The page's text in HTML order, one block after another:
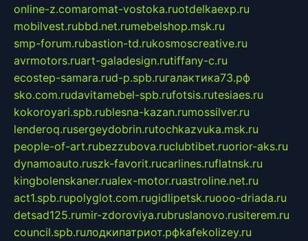
online-z.comaromat-vostoka.ruotdelkaexp.ru
mobilvest.rubbd.net.rumebelshop.msk.ru
smp-forum.rubastion-td.rukosmoscreative.ru
avrmotors.ruart-galadesign.rutiffany-c.ru
ecostep-samara.rud-p.spb.ruгалактика73.рф
sko.com.rudavitamebel-spb.rufotsis.rutesiaes.ru
kokoroyari.spb.rublesna-kazan.rumossilver.ru
lenderoq.rusergeydobrin.rutochkazvuka.msk.ru
people-of-art.rubezzubova.ruclubtibet.ruorior-aks.ru
dynamoauto.ruszk-favorit.rucarlines.ruflatnsk.ru
kingbolenskaner.rualex-motor.ruastroline.net.ru
act1.spb.rupolyglot.com.rugidlipetsk.ruooo-driada.ru
detsad125.rumir-zdoroviya.rubruslanovo.rusiterem.ru
council.spb.ruлодкипатриот.рфkafekolizey.ru